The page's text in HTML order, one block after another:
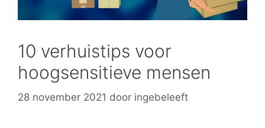
10 verhuistips voor
hoogsensitieve mensen
28 november 2021 door ingebeleeft